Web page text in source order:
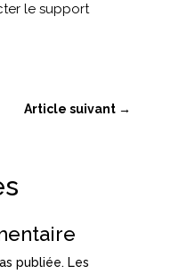
le support
Article suivant →
publiée. Les